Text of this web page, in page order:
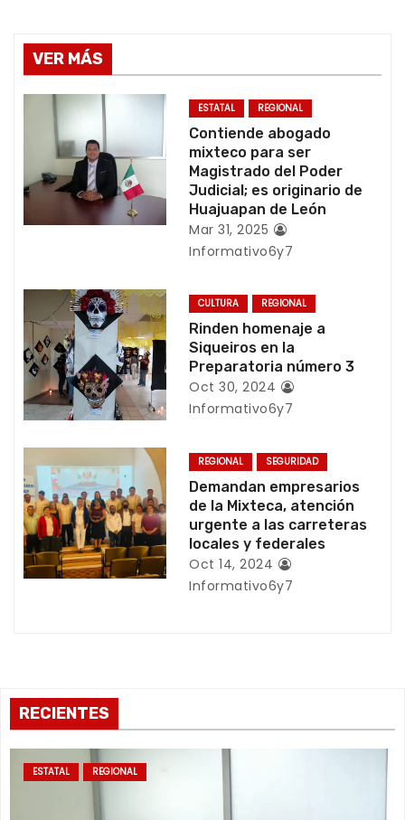
g
a
i
ó
d
e
e
n
t
r
a
d
VER MÁS
ESTATAL REGIONAL
Contiende abogado
mixteco para ser
Magistrado del Poder
Judicial; es originario de
Huajuapan de León
Mar 31, 2025
Informativo6y7
CULTURA REGIONAL
Rinden homenaje a
Siqueiros en la
Preparatoria número 3
Oct 30, 2024
Informativo6y7
REGIONAL SEGURIDAD
Demandan empresarios
de la Mixteca, atención
urgente a las carreteras
locales y federales
Oct 14, 2024
Informativo6y7
RECIENTES
ESTATAL REGIONAL